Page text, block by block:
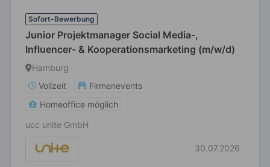
Sofort-Bewerbung
Junior Projektmanager Social Media-,
Influencer- & Kooperationsmarketing (m/w/d)
Hamburg
Vollzeit
Firmenevents
Homeoffice möglich
ucc unite GmbH
30.07.2026